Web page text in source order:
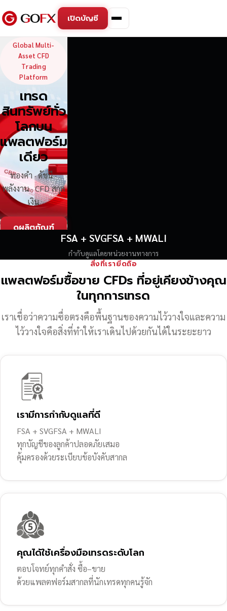
เปิดบัญชี
GoFX — Global Multi-
Global Multi-
Asset CFD
Trading
Platform
เทรด
สินทรัพย์ทั่ว
โลกบน
แพลตฟอร์ม
เดียว
ทองคำ · ดัชนี ·
พลังงาน · CFD สกุล
เงิน
ดูผลิตภัณฑ์
FSA + SVGFSA + MWALI
กำกับดูแลโดยหน่วยงานทางการ
สิ่งที่เรายึดถือ
แพลตฟอร์มซื้อขาย CFDs ที่อยู่เคียงข้างคุณ
ในทุกการเทรด
เราเชื่อว่าความซื่อตรงคือพื้นฐานของความไว้วางใจและความ
ไว้วางใจคือสิ่งที่ทำให้เราเดินไปด้วยกันได้ในระยะยาว
เรามีการกำกับดูแลที่ดี
FSA + SVGFSA + MWALI
ทุกบัญชีของลูกค้าปลอดภัยเสมอ
คุ้มครองด้วยระเบียบข้อบังคับสากล
คุณได้ใช้เครื่องมือเทรดระดับโลก
ตอบโจทย์ทุกคำสั่ง ซื้อ–ขาย
ด้วยแพลตฟอร์มสากลที่นักเทรดทุกคนรู้จัก